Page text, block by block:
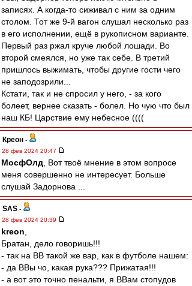
записях. А когда-то сиживал с ним за одним
столом. Тот же 9-й вагон слушал несколько раз
в его исполнении, ещё в рукописном варианте.
Первый раз ржал круче любой лошади. Во
второй смеялся, но уже так себе. В третий
пришлось выжимать, чтобы другие гости чего
не заподозрили...
Кстати, так и не спросил у него, - за кого
болеет, вернее сказать - болел. Но чую что был
наш КБ! Царствие ему небесное ((((
Креон -
28 фев 2024 20:47
МосфОлд , Вот твоё мнение в этом вопросе
меня совершенно не интересует. Больше
слушай Задорнова ...
SAS -
28 фев 2024 20:39
kreon
Братан, дело говоришь!!!
- так на ВВ такой же вар, как в футболе нашем:
- да ВВы чо, какая рука??? Прижатая!!!
- а вот это точно пенальти, я ВВам стопудов